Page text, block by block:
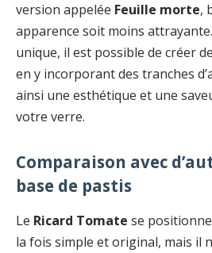
version appelée Feuille morte,
apparence soit moins
unique, il est possible de créer
en y incorporant des tranches
ainsi une esthétique et une
votre verre.
Comparaison avec
base de pastis
Le Ricard Tomate se
la fois simple et original, mais il